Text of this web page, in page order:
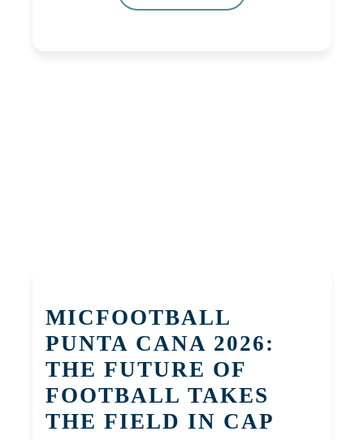
MICFOOTBALL
PUNTA CANA 2026:
THE FUTURE OF
FOOTBALL TAKES
THE FIELD IN CAP